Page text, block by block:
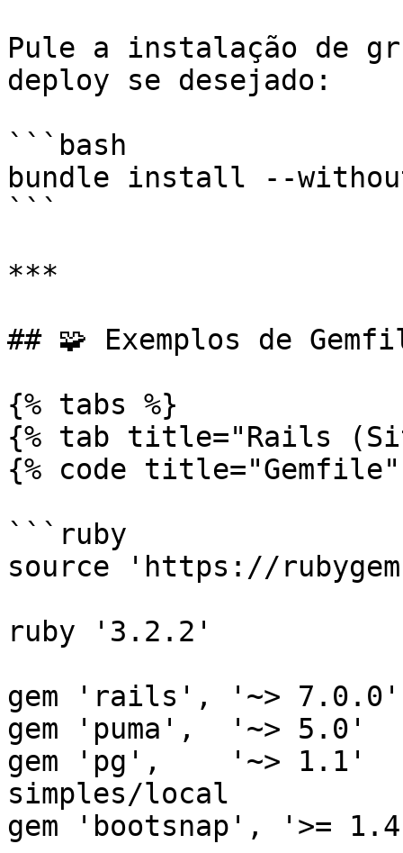
Pule a instalação de
deploy se desejado:
```bash
bundle install --
```
***
## 🧩 Exemplos de
{% tabs %}
{% tab title="Rails
{% code title="Gemfile"
```ruby
source 'https://
ruby '3.2.2'
gem 'rails', '~> 7.0.0'
gem 'puma',  '~> 5.0'
gem 'pg',    '~> 1.1'
simples/local
gem 'bootsnap', '>=